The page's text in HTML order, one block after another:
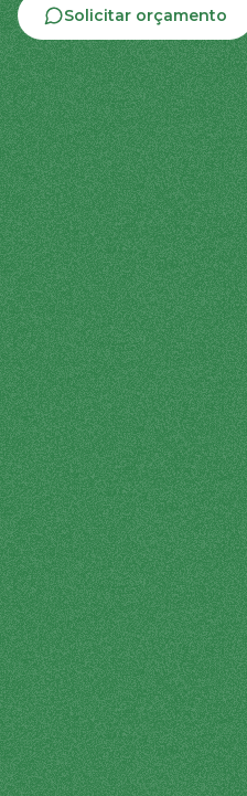
Solicitar orçamento